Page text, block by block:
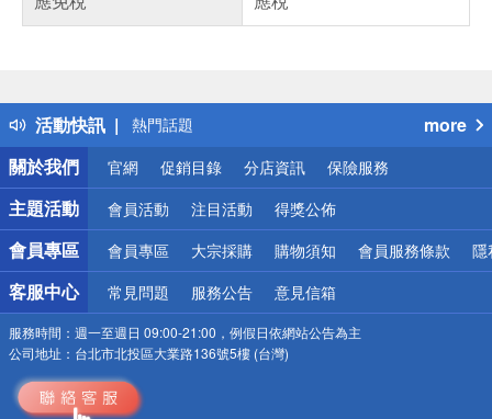
活動快訊
得獎公告
熱門話題
銀行優惠
偏遠地區配送
詐騙網頁！請小心！
more
關於我們
官網 促銷目錄 分店資訊 保險服務
主題活動 會員活動 注目活動 得獎公佈
會員專區 會員專區 大宗採購 購物須知 會員服務條款 隱
客服中心 常見問題 服務公告 意見信箱
服務時間： 週一至週日 09:00-21:00，例假日依網站公告為主
公司地址： 台北市北投區大業路136號5樓 (台灣)